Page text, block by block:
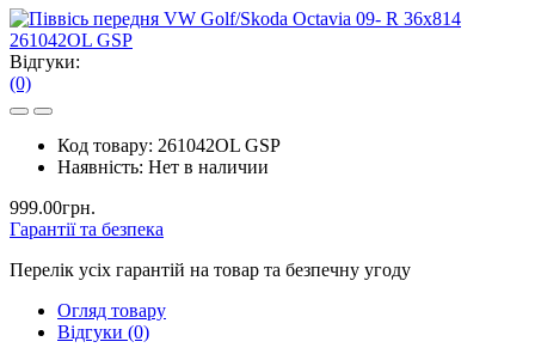
Відгуки:
(0)
Код товару: 261042OL GSP
Наявність: Нет в наличии
999.00грн.
Гарантії та безпека
Перелік усіх гарантій на товар та безпечну угоду
Огляд товару
Відгуки (0)